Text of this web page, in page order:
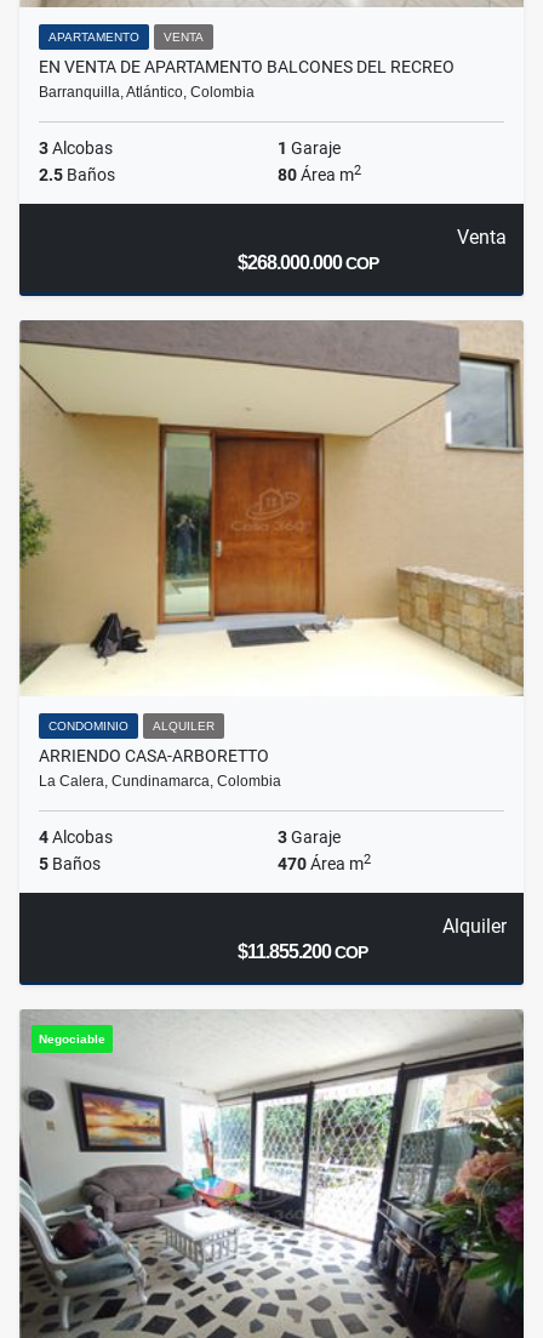
APARTAMENTO VENTA
EN VENTA DE APARTAMENTO BALCONES DEL RECREO
Barranquilla, Atlántico, Colombia
3Alcobas 1 Garaje
2.5 Baños 80Área m2
Venta
$268.000.000COP
CONDOMINIO ALQUILER
ARRIENDO CASA-ARBORETTO
La Calera, Cundinamarca, Colombia
4Alcobas 3Garaje
5 Baños 470Área m2
Alquiler
$11.855.200COP
Negociable